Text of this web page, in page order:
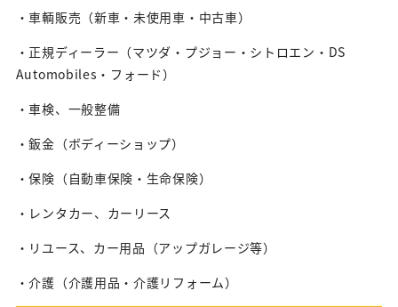
・車輌販売（新車・未使用車・中古車）
・正規ディーラー（マツダ・プジョー・シトロエン・DS
Automobiles・フォード）
・車検、一般整備
・鈑金（ボディーショップ）
・保険（自動車保険・生命保険）
・レンタカー、カーリース
・リユース、カー用品（アップガレージ等）
・介護（介護用品・介護リフォーム）